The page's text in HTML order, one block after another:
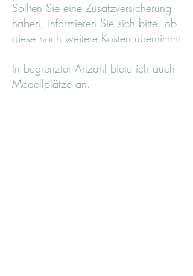
Sollten Sie eine Zusatzversicherung
haben, informieren Sie sich bitte, ob
diese noch weitere Kosten übernimmt.
In begrenzter Anzahl biete ich auch
Modellplätze an.